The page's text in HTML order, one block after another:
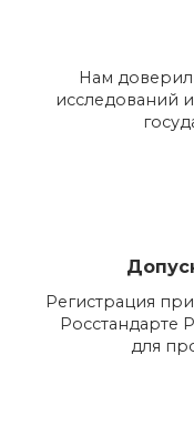
Нам
исследований
Регистрация
Росстандарте
для